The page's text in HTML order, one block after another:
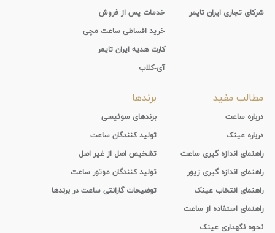
شرکای تجاری ایران تایمر
خدمات پس از فروش
خرید اقساطی ساعت مچی
کارت هدیه ایران تایمر
آی-کلاب
مطالب مفید
درباره ساعت
درباره عینک
راهنمای اندازه گیری ساعت
راهنمای اندازه گیری زیور
راهنمای انتخاب عینک
راهنمای استفاده از ساعت
نحوه نگهداری عینک
برندها
برندهای سوئیسی
تولید کنندگان ساعت
تشخیص اصل از غیر اصل
تولید کنندگان موتور ساعت
توضیحات گارانتی ساعت در برندها